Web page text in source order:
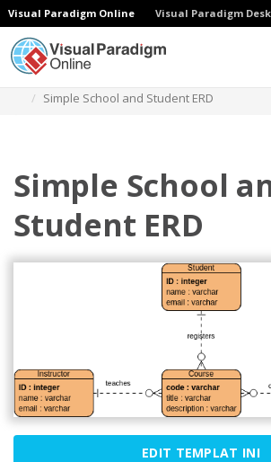
Visual Paradigm Online Visual Paradigm
Simple School and Student ERD
Simple School
Student ERD
EDIT TEMPLAT INI